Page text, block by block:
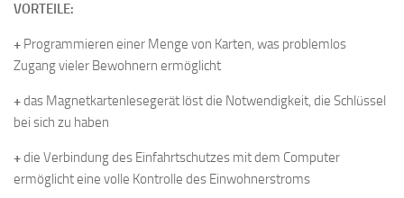
VORTEILE:
+ Programmieren einer Menge von Karten, was problemlos
Zugang vieler Bewohnern ermöglicht
+das Magnetkartenlesegerät löst die Notwendigkeit, die Schlüssel
bei sich zu haben
+die Verbindung des Einfahrtschutzes mit dem Computer
ermöglicht eine volle Kontrolle des Einwohnerstroms